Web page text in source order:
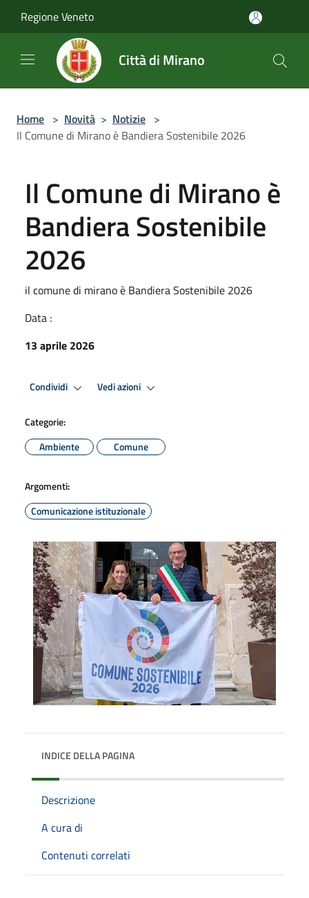
Regione Veneto
Città di Mirano
Home > Novità > Notizie >
Il Comune di Mirano è Bandiera Sostenibile 2026
Il Comune di Mirano è
Bandiera Sostenibile
2026
il comune di mirano è Bandiera Sostenibile 2026
Data :
13 aprile 2026
Condividi Vedi azioni
Categorie:
Ambiente
Comune
Argomenti:
Comunicazione istituzionale
INDICE DELLA PAGINA
Descrizione
A cura di
Contenuti correlati